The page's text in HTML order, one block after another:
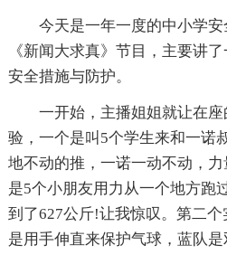
今天是一年一度的中小学
《新闻大求真》节目，主要讲
安全措施与防护。
一开始，主播姐姐就让在
验，一个是叫5个学生来和一诺
地不动的推，一诺一动不动，
是5个小朋友用力从一个地方跑
到了627公斤!让我惊叹。第二
是用手伸直来保护气球，蓝队